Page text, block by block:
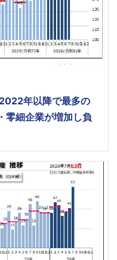
年以降で最多の
細企業が増加し負